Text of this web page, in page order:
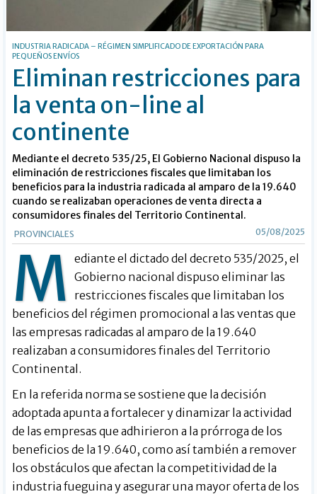
INDUSTRIA RADICADA – RÉGIMEN SIMPLIFICADO DE EXPORTACIÓN PARA
PEQUEÑOS ENVÍOS
Eliminan restricciones para
la venta on-line al
continente
Mediante el decreto 535/25, El Gobierno Nacional dispuso la
eliminación de restricciones fiscales que limitaban los
beneficios para la industria radicada al amparo de la 19.640
cuando se realizaban operaciones de venta directa a
consumidores finales del Territorio Continental.
PROVINCIALES 05/08/2025
M ediante el dictado del decreto 535/2025, el
Gobierno nacional dispuso eliminar las
restricciones fiscales que limitaban los
beneficios del régimen promocional a las ventas que
las empresas radicadas al amparo de la 19.640
realizaban a consumidores finales del Territorio
Continental.
En la referida norma se sostiene que la decisión
adoptada apunta a fortalecer y dinamizar la actividad
de las empresas que adhirieron a la prórroga de los
beneficios de la 19.640, como así también a remover
los obstáculos que afectan la competitividad de la
industria fueguina y asegurar una mayor oferta de los